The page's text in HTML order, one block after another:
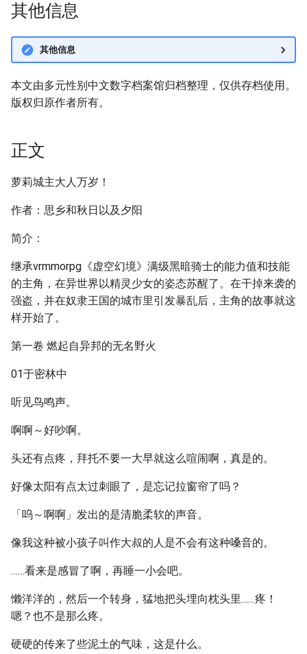
其他信息
其他信息
本文由多元性别中文数字档案馆归档整理，仅供存档使用。
版权归原作者所有。
正文
萝莉城主大人万岁！
作者：思乡和秋日以及夕阳
简介：
继承vrmmorpg《虚空幻境》满级黑暗骑士的能力值和技能
的主角，在异世界以精灵少女的姿态苏醒了。在干掉来袭的
强盗，并在奴隶王国的城市里引发暴乱后，主角的故事就这
样开始了。
第一卷 燃起自异邦的无名野火
01于密林中
听见鸟鸣声。
啊啊～好吵啊。
头还有点疼，拜托不要一大早就这么喧闹啊，真是的。
好像太阳有点太过刺眼了，是忘记拉窗帘了吗？
「呜～啊啊」发出的是清脆柔软的声音。
像我这种被小孩子叫作大叔的人是不会有这种嗓音的。
……看来是感冒了啊，再睡一小会吧。
懒洋洋的，然后一个转身，猛地把头埋向枕头里……疼！
嗯？也不是那么疼。
硬硬的传来了些泥土的气味，这是什么。